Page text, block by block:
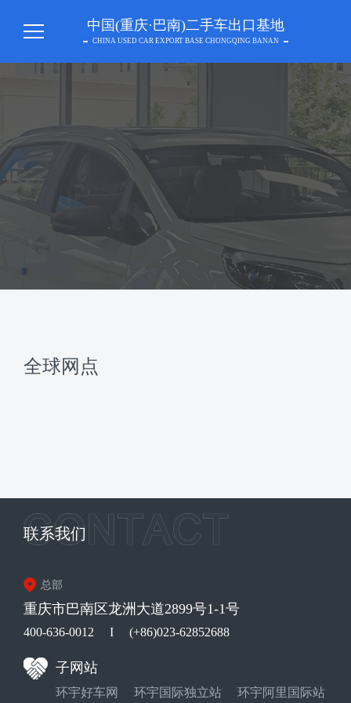
中国(重庆·巴南)二手车出口基地
CHINA USED CAR EXPORT BASE CHONGQING BANAN
全球网点
联系我们
总部
重庆市巴南区龙洲大道2899号1-1号
400-636-0012 I (+86)023-62852688
子网站
环宇好车网 环宇国际独立站 环宇阿里国际站